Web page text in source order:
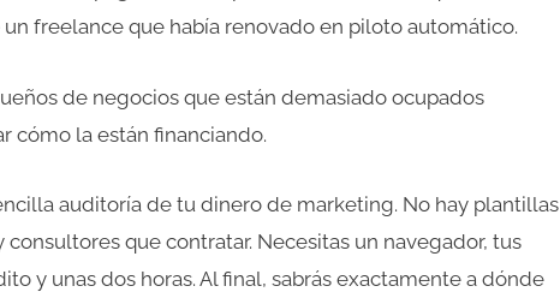
freelance que había renovado en piloto automático.
de negocios que están demasiado ocupados
cómo la están financiando.
auditoría de tu dinero de marketing. No hay plantillas
que contratar. Necesitas un navegador, tus
y unas dos horas. Al final, sabrás exactamente a dónde